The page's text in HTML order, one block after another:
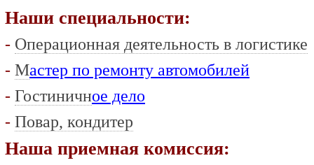
Наши специальности:
- Операционная деятельность в логистике
- Мастер по ремонту автомобилей
- Гостиничное дело
- Повар, кондитер
Наша приемная комиссия: